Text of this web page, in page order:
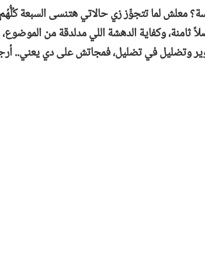
معلش لما تتجوِّز زي حالاتي هتنسى السبعة
وكفاية الدهشة اللي مدلدقة من الموضوع،
في تضليل، فمجاتش على دي يعني..